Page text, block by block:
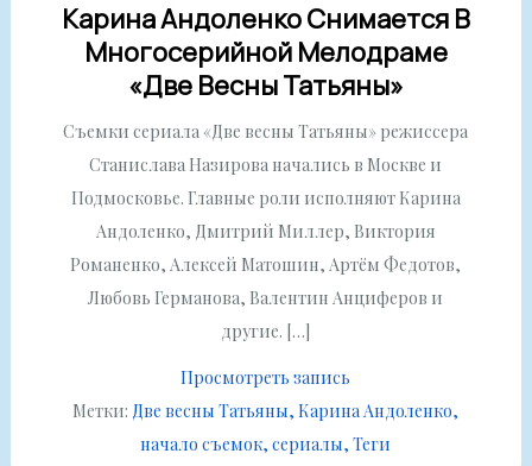
Карина Андоленко Снимается В
Многосерийной Мелодраме
«Две Весны Татьяны»
Съемки сериала «Две весны Татьяны» режиссера
Станислава Назирова начались в Москве и
Подмосковье. Главные роли исполняют Карина
Андоленко, Дмитрий Миллер, Виктория
Романенко, Алексей Матошин, Артём Федотов,
Любовь Германова, Валентин Анциферов и
другие. […]
Просмотреть запись
Метки: Две весны Татьяны Карина Андоленко
начало съемок сериалы Теги